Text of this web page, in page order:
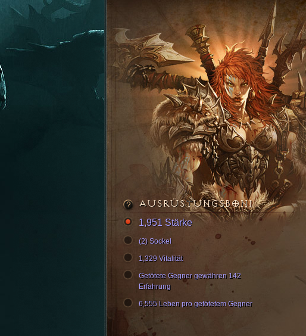
AUSRÜSTUNGSBONI
1,951 Stärke
(2) Sockel
1,329 Vitalität
Getötete Gegner gewähren 142
Erfahrung
6,555 Leben pro getötetem Gegner